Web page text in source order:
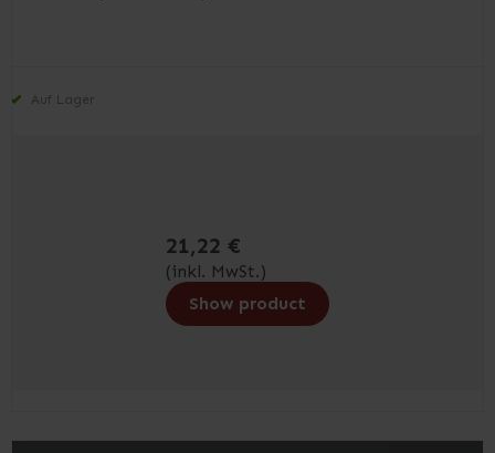
Auf Lager
21,22 €
(inkl. MwSt.)
Show product